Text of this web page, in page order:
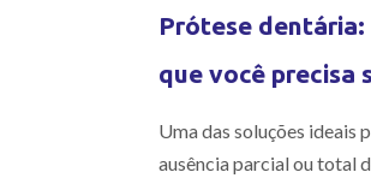
Prótese
que você precisa
Uma das soluções ideais
ausência parcial ou total